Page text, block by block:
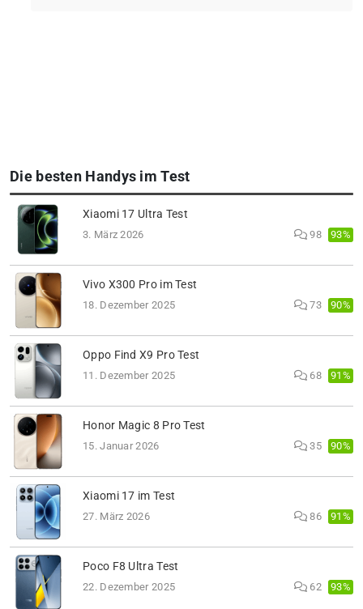
Die besten Handys im Test
Xiaomi 17 Ultra Test
3. März 2026 98 93%
Vivo X300 Pro im Test
18. Dezember 2025 73 90%
Oppo Find X9 Pro Test
11. Dezember 2025 68 91%
Honor Magic 8 Pro Test
15. Januar 2026 35 90%
Xiaomi 17 im Test
27. März 2026 86 91%
Poco F8 Ultra Test
22. Dezember 2025 62 93%